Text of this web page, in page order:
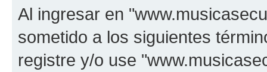
Al ingresar en
sometido a los siguientes
registre y/o use